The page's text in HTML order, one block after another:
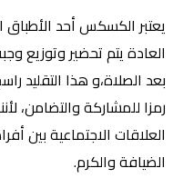
يعتبر الكسكس أحد الأطباق
العادة يتم تحضير وتوزيع
بعد الصلاة،و هذا التقليد
رمزا للمشاركة والتضامن،
العلاقات الاجتماعية بين
الضيافة والكرم.